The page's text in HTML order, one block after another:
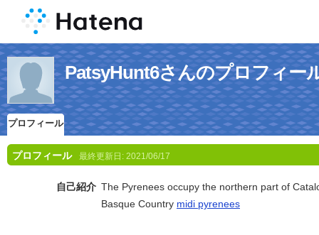
PatsyHunt6さんのプロフィー
プロフィール
プロフィール 最終更新日: 2021/06/17
自己紹介 The Pyrenees occupy the northern part of
Basque Country midi pyrenees